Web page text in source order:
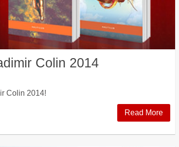
Colin 2014
Colin 2014!
Read More